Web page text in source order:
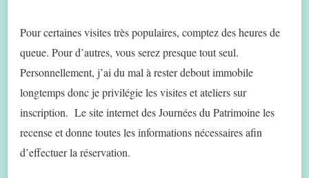
Pour certaines visites très populaires, comptez des heures de
queue. Pour d’autres, vous serez presque tout seul.
Personnellement, j’ai du mal à rester debout immobile
longtemps donc je privilégie les visites et ateliers sur
inscription. Le site internet des Journées du Patrimoine les
recense et donne toutes les informations nécessaires afin
d’effectuer la réservation.